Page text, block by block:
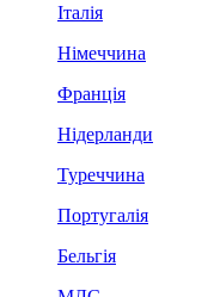
Італія
Німеччина
Франція
Нідерланди
Туреччина
Португалія
Бельгія